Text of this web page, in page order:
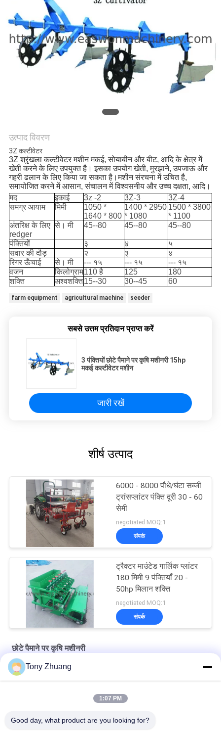
उद्धरण
की
विनती
करे
POLICY
उत्पाद विवरण
3Z कल्टीवेटर
3Z श्रृंखला कल्टीवेटर मशीन मकई, सोयाबीन और बीट, आदि के क्षेत्र में
खेती करने के लिए उपयुक्त है। इसका उपयोग खेती, मुरझाने, उपजाऊ और
गहरी ढलान के लिए किया जा सकता है।मशीन संरचना में उचित है,
समायोजित करने में आसान, संचालन में विश्वसनीय और उच्च दक्षता, आदि।
मद
इकाई 3z -2 3Z-3
3Z-4
समग्र आयाम
मिमी
1050 *
1640 * 800
1400 * 2950
* 1080
1500 * 3800
* 1100
अंतरिक्ष के लिए
redger
से। मी 45--80 45--80 45--80
पंक्तियों ३ ४
५
सवार की दौड़
२ ३
४
रिगर ऊँचाई
से। मी --- १५ --- १५
--- १५
वजन
किलोग्राम110 है 125
180
शक्ति
अश्वशक्ति15--30 30--45 60
farm equipment agricultural machine seeder
सबसे उत्तम प्रतिदान प्राप्त करें
3 पंक्तियों छोटे पैमाने पर कृषि मशीनरी 15hp
मकई कल्टीवेटर मशीन
जारी रखें
शीर्ष उत्पाद
6000 - 8000 पौधे/घंटा सब्जी
ट्रांसप्लांटर पंक्ति दूरी 30 - 60
सेमी
negotiated MOQ:1
संपर्क
ट्रैक्टर माउंटेड गार्लिक प्लांटर
180 मिमी 9 पंक्तियाँ 20 -
50hp मिलान शक्ति
negotiated MOQ:1
संपर्क
छोटे पैमाने पर कृषि मशीनरी
18hp छोटा स्केल कृषि यंत्र 0.1hm2 / H आलू बोने की मशीन
Tony Zhuang
1:07 PM
Good day, what product are you looking for?